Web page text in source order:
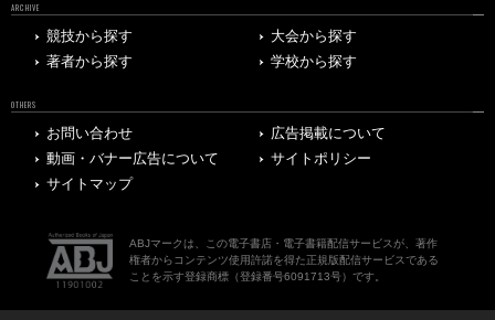
ARCHIVE
競技から探す
大会から探す
著者から探す
学校から探す
OTHERS
お問い合わせ
広告掲載について
動画・バナー広告について
サイトポリシー
サイトマップ
ABJマークは、この電子書店・電子書籍配信サービスが、著作
権者からコンテンツ使用許諾を得た正規版配信サービスである
ことを示す登録商標（登録番号6091713号）です。